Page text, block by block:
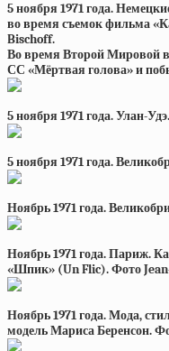
5 ноября 1971 года.
во время съемок фильма
Bischoff.
Во время Второй Мировой
СС «Мёртвая голова» и
5 ноября 1971 года. Улан-
5 ноября 1971 года.
Ноябрь 1971 года.
Ноябрь 1971 года. Париж.
«Шпик» (Un Flic). Фото
Ноябрь 1971 года. Мода,
модель Мариса Беренсон.